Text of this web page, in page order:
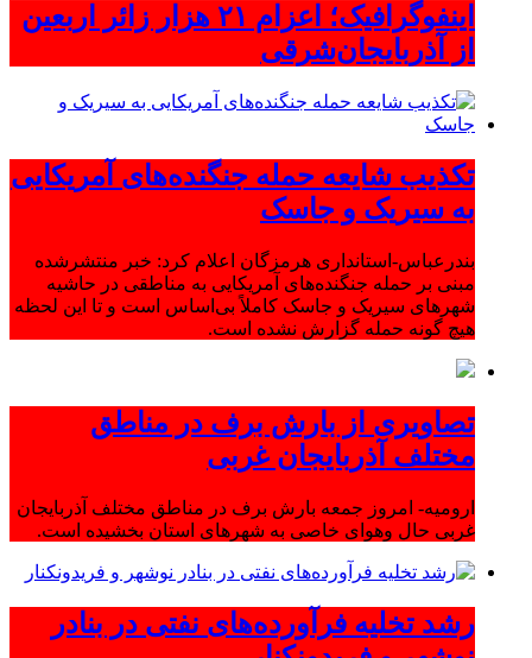
اینفوگرافیک؛ اعزام ۲۱ هزار زائر اربعین
از آذربایجان‌شرقی
تکذیب شایعه حمله جنگنده‌های آمریکایی
به سیریک و جاسک
بندرعباس-استانداری هرمزگان اعلام کرد: خبر منتشرشده
مبنی بر حمله جنگنده‌های آمریکایی به مناطقی در حاشیه
شهرهای سیریک و جاسک کاملاً بی‌اساس است و تا این لحظه
هیچ گونه حمله گزارش نشده است.
تصاویری از بارش برف در مناطق
مختلف آذربایجان غربی
ارومیه- امروز جمعه بارش برف در مناطق مختلف آذربایجان
غربی حال وهوای خاصی به شهرهای استان بخشیده است.
رشد تخلیه فرآورده‌های نفتی در بنادر